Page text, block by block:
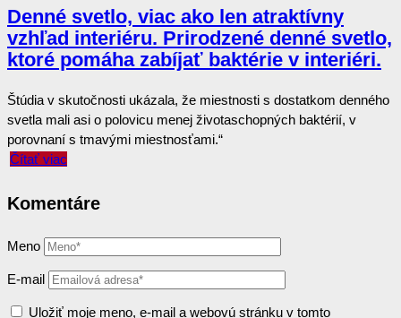
Denné svetlo, viac ako len atraktívny
vzhľad interiéru. Prirodzené denné svetlo,
ktoré pomáha zabíjať baktérie v interiéri.
Štúdia v skutočnosti ukázala, že miestnosti s dostatkom denného
svetla mali asi o polovicu menej životaschopných baktérií, v
porovnaní s tmavými miestnosťami.“
Čítať viac
Komentáre
Meno
E-mail
Uložiť moje meno, e-mail a webovú stránku v tomto